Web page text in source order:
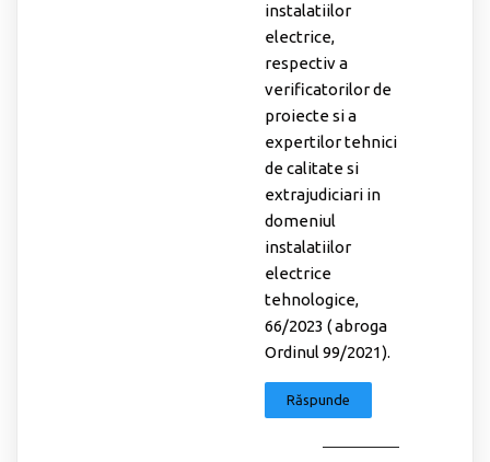
instalatiilor
electrice,
respectiv a
verificatorilor de
proiecte si a
expertilor tehnici
de calitate si
extrajudiciari in
domeniul
instalatiilor
electrice
tehnologice,
66/2023 ( abroga
Ordinul 99/2021).
Răspunde